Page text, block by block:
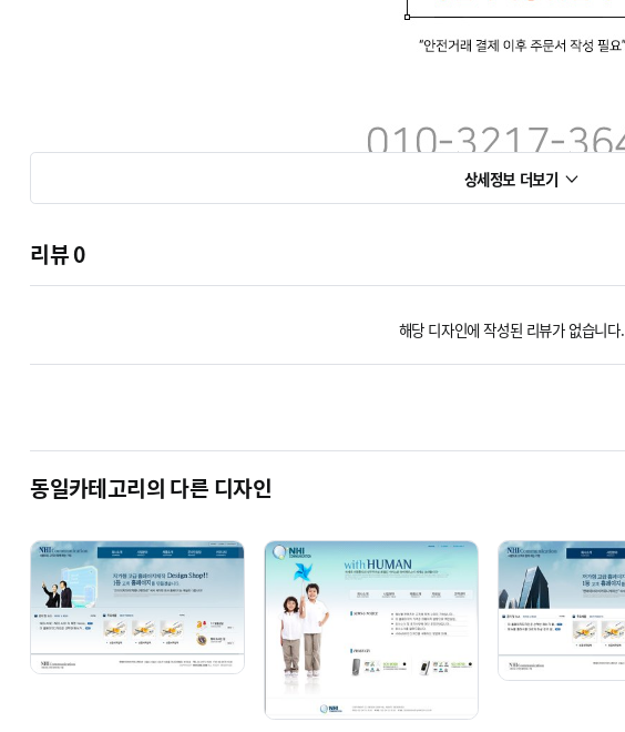
상세정보 더보기
리뷰0
해당 디자인에 작성된 리뷰가 없습니다.
동일카테고리의 다른 디자인